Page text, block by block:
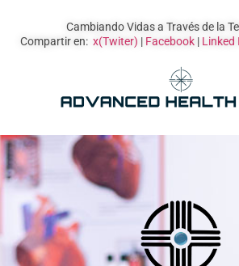
Cambiando Vidas a Través de la
Compartir en: x(Twiter) Facebook Linked